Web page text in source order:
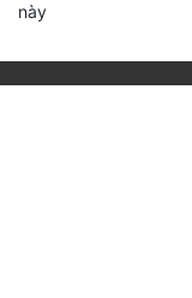
này